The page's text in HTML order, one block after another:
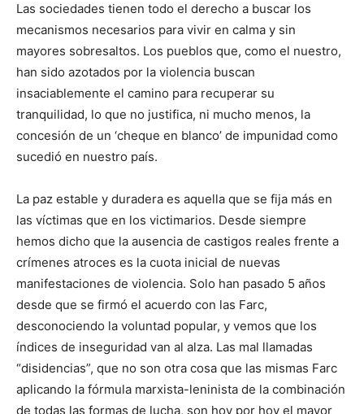
Las sociedades tienen todo el derecho a buscar los
mecanismos necesarios para vivir en calma y sin
mayores sobresaltos. Los pueblos que, como el nuestro,
han sido azotados por la violencia buscan
insaciablemente el camino para recuperar su
tranquilidad, lo que no justifica, ni mucho menos, la
concesión de un ‘cheque en blanco’ de impunidad como
sucedió en nuestro país.
La paz estable y duradera es aquella que se fija más en
las víctimas que en los victimarios. Desde siempre
hemos dicho que la ausencia de castigos reales frente a
crímenes atroces es la cuota inicial de nuevas
manifestaciones de violencia. Solo han pasado 5 años
desde que se firmó el acuerdo con las Farc,
desconociendo la voluntad popular, y vemos que los
índices de inseguridad van al alza. Las mal llamadas
“disidencias”, que no son otra cosa que las mismas Farc
aplicando la fórmula marxista-leninista de la combinación
de todas las formas de lucha, son hoy por hoy el mayor